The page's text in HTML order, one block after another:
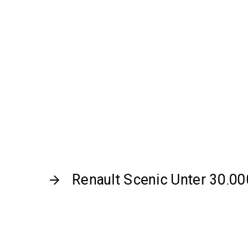
Renault Scenic Unter